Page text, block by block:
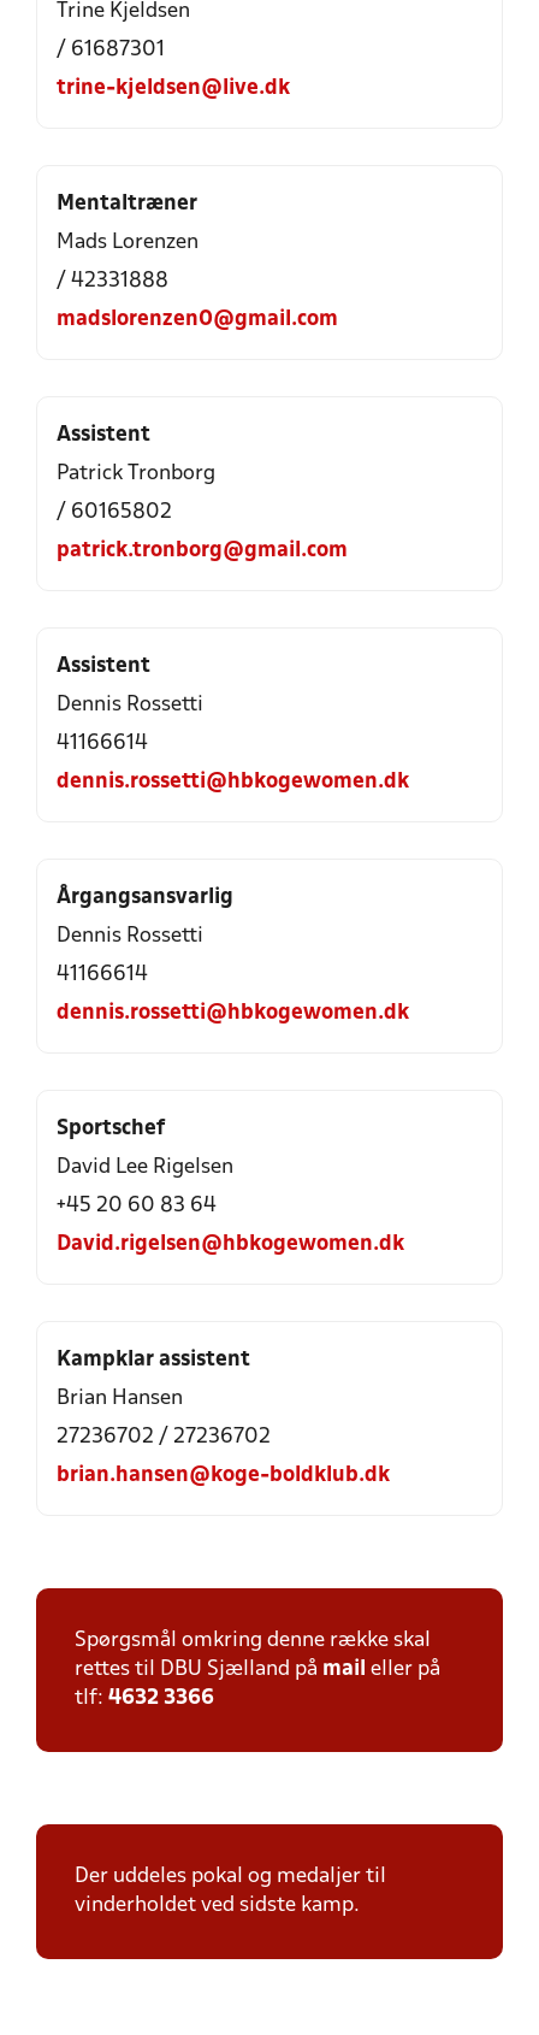
Trine Kjeldsen
/ 61687301
trine-kjeldsen@live.dk
Mentaltræner
Mads Lorenzen
/ 42331888
madslorenzen0@gmail.com
Assistent
Patrick Tronborg
/ 60165802
patrick.tronborg@gmail.com
Assistent
Dennis Rossetti
41166614
dennis.rossetti@hbkogewomen.dk
Årgangsansvarlig
Dennis Rossetti
41166614
dennis.rossetti@hbkogewomen.dk
Sportschef
David Lee Rigelsen
+45 20 60 83 64
David.rigelsen@hbkogewomen.dk
Kampklar assistent
Brian Hansen
27236702 / 27236702
brian.hansen@koge-boldklub.dk
Spørgsmål omkring denne række skal
rettes til DBU Sjælland på mail eller på
tlf: 4632 3366
Der uddeles pokal og medaljer til
vinderholdet ved sidste kamp.